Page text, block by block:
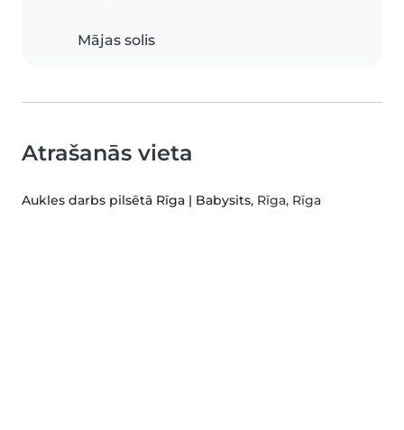
Mājas solis
Atrašanās vieta
Aukles darbs pilsētā Rīga | Babysits, Rīga, Rīga